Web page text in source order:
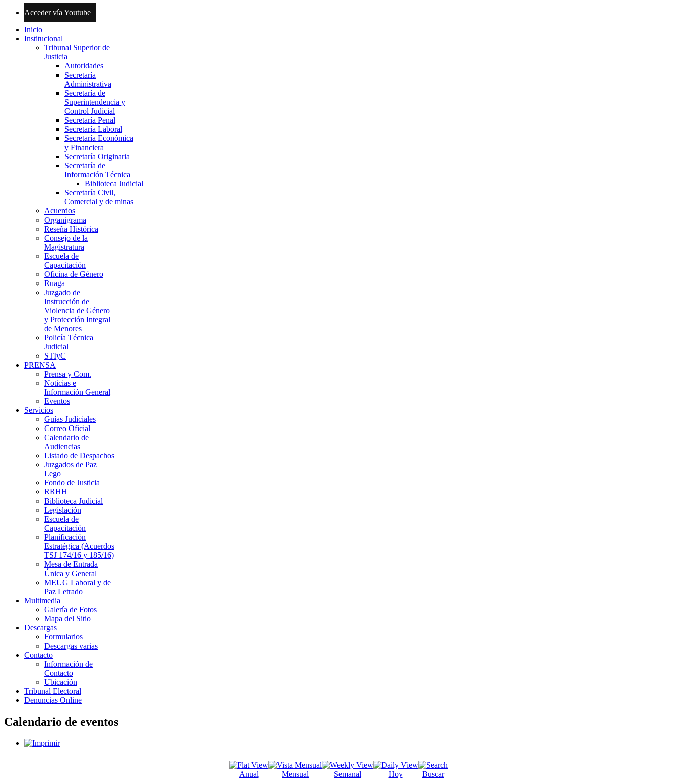
Acceder vía Youtube
Inicio
Institucional
Tribunal Superior de
Justicia
Autoridades
Secretaría
Administrativa
Secretaría de
Superintendencia y
Control Judicial
Secretaría Penal
Secretaría Laboral
Secretaría Económica
y Financiera
Secretaría Originaria
Secretaría de
Información Técnica
Biblioteca Judicial
Secretaría Civil,
Comercial y de minas
Acuerdos
Organigrama
Reseña Histórica
Consejo de la
Magistratura
Escuela de
Capacitación
Oficina de Género
Ruaga
Juzgado de
Instrucción de
Violencia de Género
y Protección Integral
de Menores
Policía Técnica
Judicial
STIyC
PRENSA
Prensa y Com.
Noticias e
Información General
Eventos
Servicios
Guías Judiciales
Correo Oficial
Calendario de
Audiencias
Listado de Despachos
Juzgados de Paz
Lego
Fondo de Justicia
RRHH
Biblioteca Judicial
Legislación
Escuela de
Capacitación
Planificación
Estratégica (Acuerdos
TSJ 174/16 y 185/16)
Mesa de Entrada
Única y General
MEUG Laboral y de
Paz Letrado
Multimedia
Galería de Fotos
Mapa del Sitio
Descargas
Formularios
Descargas varias
Contacto
Información de
Contacto
Ubicación
Tribunal Electoral
Denuncias Online
Calendario de eventos
Anual Mensual Semanal Hoy
Buscar